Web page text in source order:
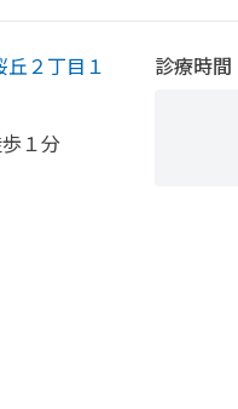
２丁目１
１分
診療時間